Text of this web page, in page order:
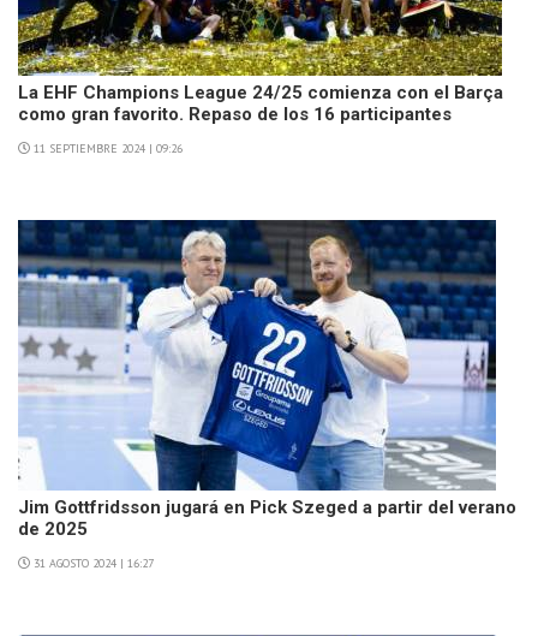
La EHF Champions League 24/25 comienza con el Barça
como gran favorito. Repaso de los 16 participantes
11 SEPTIEMBRE 2024 | 09:26
Jim Gottfridsson jugará en Pick Szeged a partir del verano
de 2025
31 AGOSTO 2024 | 16:27